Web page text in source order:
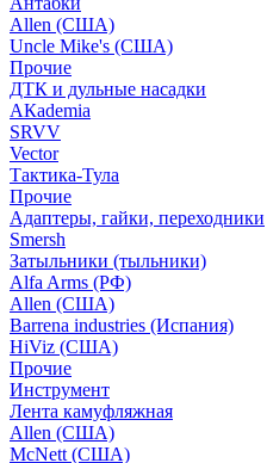
Allen (США)
Uncle Mike's (США)
Прочие
ДТК и дульные насадки
АКademia
SRVV
Vector
Тактика-Тула
Прочие
Адаптеры, гайки, переходники
Smersh
Затыльники (тыльники)
Alfa Arms (РФ)
Allen (США)
Barrena industries (Испания)
HiViz (США)
Прочие
Инструмент
Лента камуфляжная
Allen (США)
McNett (США)